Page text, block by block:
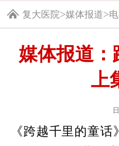
复大医院>媒体报道>
媒体报道：
上
《跨越千里的童话